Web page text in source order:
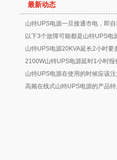
最新动态
山特UPS电源一旦接通市电，即
以下3个故障可能都是山特UPS电
山特UPS电源20KVA延长2小时要
2100W山特UPS电源延时1小时报
山特UPS电源在使用的时候应该
高频在线式山特UPS电源的产品